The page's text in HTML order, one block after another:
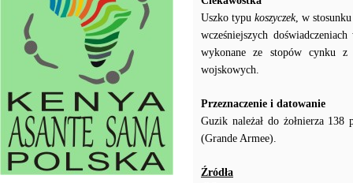
Uszko typu koszyczek, w stosunku
wcześniejszych
wykonane ze stopów cynku z
wojskowych.
Przeznaczenie i datowanie
Guzik należał do żołnierza
(Grande Armee).
Źródła